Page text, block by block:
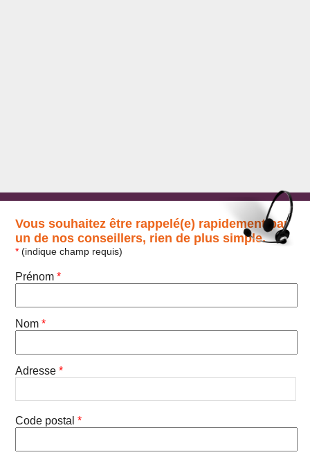
Vous souhaitez être rappelé(e) rapidement par
un de nos conseillers, rien de plus simple.
* (indique champ requis)
Prénom*
Nom*
Adresse*
Code postal*